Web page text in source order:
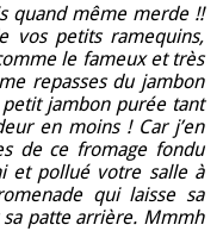
quand même merde !!
vos petits ramequins,
le fameux et très
repasses du jambon
petit jambon purée tant
en moins ! Car j’en
de ce fromage fondu
et pollué votre salle à
qui laisse sa
patte arrière. Mmmh